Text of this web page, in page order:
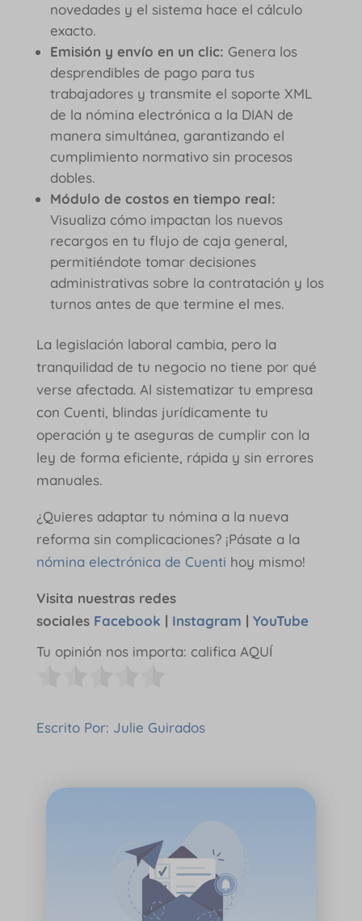
novedades y el sistema hace el cálculo
exacto.
Emisión y envío en un clic: Genera los
desprendibles de pago para tus
trabajadores y transmite el soporte XML
de la nómina electrónica a la DIAN de
manera simultánea, garantizando el
cumplimiento normativo sin procesos
dobles.
Módulo de costos en tiempo real:
Visualiza cómo impactan los nuevos
recargos en tu flujo de caja general,
permitiéndote tomar decisiones
administrativas sobre la contratación y los
turnos antes de que termine el mes.
La legislación laboral cambia, pero la
tranquilidad de tu negocio no tiene por qué
verse afectada. Al sistematizar tu empresa
con Cuenti, blindas jurídicamente tu
operación y te aseguras de cumplir con la
ley de forma eficiente, rápida y sin errores
manuales.
¿Quieres adaptar tu nómina a la nueva
reforma sin complicaciones? ¡Pásate a la
nómina electrónica de Cuenti hoy mismo!
Visita nuestras redes
sociales Facebook | Instagram | YouTube
Tu opinión nos importa: califica AQUÍ
Escrito Por: Julie Guirados